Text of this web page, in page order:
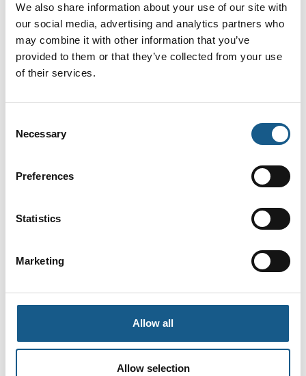
We also share information about your use of our site with
our social media, advertising and analytics partners who
may combine it with other information that you’ve
provided to them or that they’ve collected from your use
of their services.
Selection
Necessary
Preferences
Statistics
Marketing
Allow all
Allow selection
29. august 2023
Actuator Connect
Opgaven for en traditionel aktuator er at køre ind og
ud ved en standardhastighed, men der er en stigende